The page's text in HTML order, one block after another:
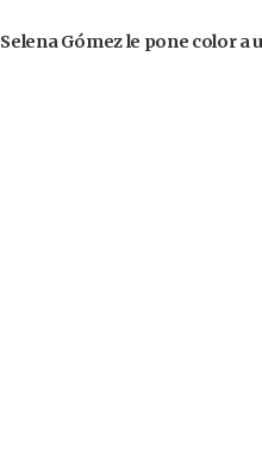
Selena Gómez le pone color a